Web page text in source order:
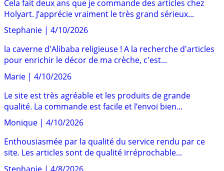
Cela fait deux ans que je commande des articles chez
Holyart. J’apprécie vraiment le très grand sérieux...
Stephanie | 4/10/2026
la caverne d'Alibaba religieuse ! A la recherche d'articles
pour enrichir le décor de ma crèche, c'est...
Marie | 4/10/2026
Le site est très agréable et les produits de grande
qualité. La commande est facile et l’envoi bien...
Monique | 4/10/2026
Enthousiasmée par la qualité du service rendu par ce
site. Les articles sont de qualité irréprochable...